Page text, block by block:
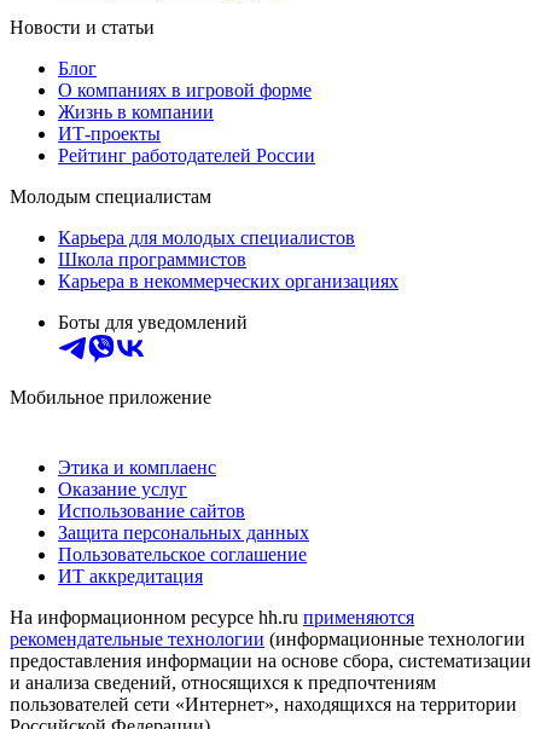
Новости и статьи
Блог
О компаниях в игровой форме
Жизнь в компании
ИТ-проекты
Рейтинг работодателей России
Молодым специалистам
Карьера для молодых специалистов
Школа программистов
Карьера в некоммерческих организациях
Боты для уведомлений
Мобильное приложение
Этика и комплаенс
Оказание услуг
Использование сайтов
Защита персональных данных
Пользовательское соглашение
ИТ аккредитация
На информационном ресурсе hh.ru применяются
рекомендательные технологии (информационные технологии
предоставления информации на основе сбора, систематизации
и анализа сведений, относящихся к предпочтениям
пользователей сети «Интернет», находящихся на территории